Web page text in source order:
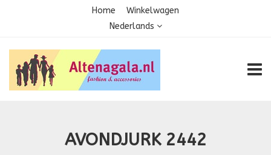
Home
Winkelwagen
Nederlands
AVONDJURK 2442